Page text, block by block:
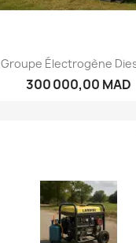
Groupe Électrogène
300 000,00 MAD